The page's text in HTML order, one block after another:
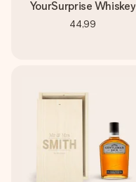
YourSurprise Whiskey
44,99